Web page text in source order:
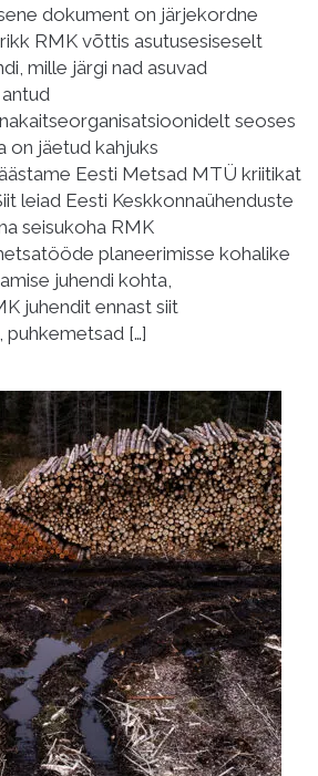
dokument on järjekordne
RMK võttis asutusesiseselt
mille järgi nad asuvad
seoses
on jäetud kahjuks
Eesti Metsad MTÜ kriitikat
leiad Eesti Keskkonnaühenduste
seisukoha RMK
planeerimisse kohalike
juhendi kohta,
juhendit ennast siit
[…]